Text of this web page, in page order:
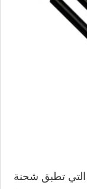
تطبق شحنة